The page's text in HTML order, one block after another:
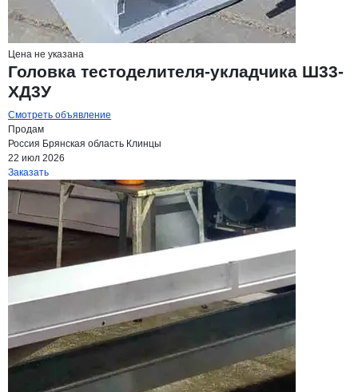
Цена не указана
Головка тестоделителя-укладчика Ш33-
ХД3У
Смотреть объявление
Продам
Россия Брянская область Клинцы
22 июл 2026
Заказать